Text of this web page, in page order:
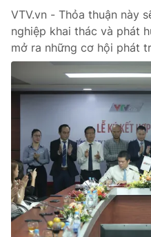
VTV.vn - Thỏa thuận này
nghiệp khai thác và phát
mở ra những cơ hội phát